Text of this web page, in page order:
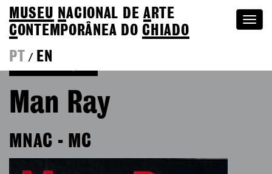
MUSEU NACIONAL DEA RTE
CONTEMPORÂNEA DOCHIADO
PT
/ EN
Man Ray
MNAC - MC